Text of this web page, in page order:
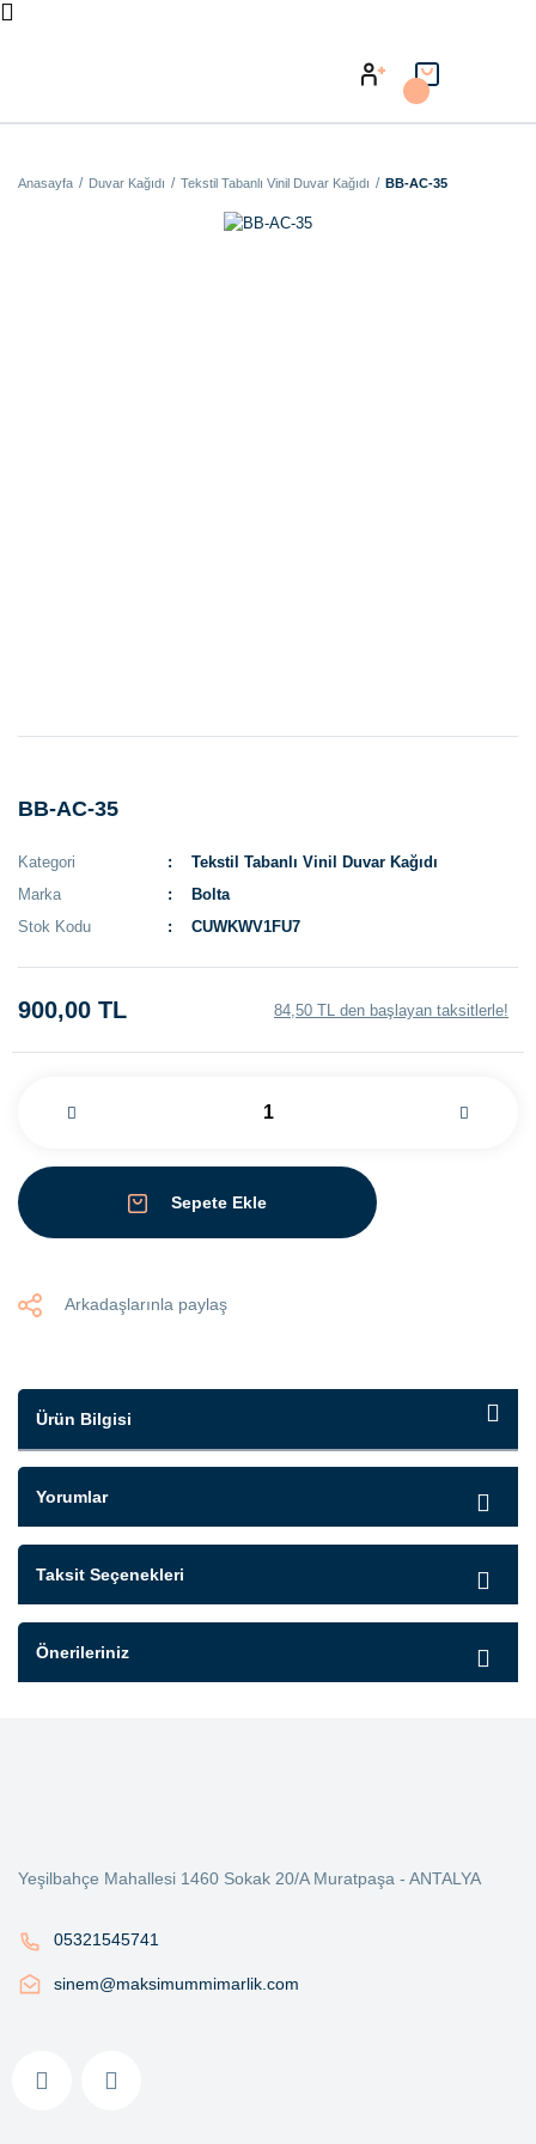
Anasayfa Duvar Kağıdı Tekstil Tabanlı Vinil Duvar Kağıdı BB-AC-35
BB-AC-35
Kategori
Tekstil Tabanlı Vinil Duvar Kağıdı
Marka
Bolta
Stok Kodu
CUWKWV1FU7
900,00 TL 84,50 TL den başlayan taksitlerle!
Sepete Ekle
Arkadaşlarınla paylaş
Ürün Bilgisi
Yorumlar
Taksit Seçenekleri
Önerileriniz
Yeşilbahçe Mahallesi 1460 Sokak 20/A Muratpaşa - ANTALYA
05321545741
sinem@maksimummimarlik.com